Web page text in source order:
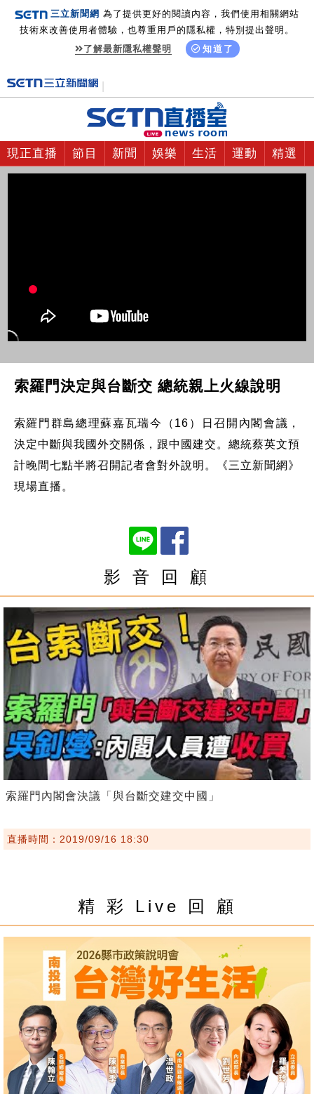
三立新聞網 為了提供更好的閱讀內容，我們使用相關網站
技術來改善使用者體驗，也尊重用戶的隱私權，特別提出聲明。
了解最新隱私權聲明
知道了
現正直播 節目 新聞 娛樂 生活 運動 精選
索羅門決定與台斷交 總統親上火線說明
索羅門群島總理蘇嘉瓦瑞今（16）日召開內閣會議，
決定中斷與我國外交關係，跟中國建交。總統蔡英文預
計晚間七點半將召開記者會對外說明。《三立新聞網》
現場直播。
影 音 回 顧
索羅門內閣會決議「與台斷交建交中國」
直播時間：2019/09/16 18:30
精 彩 Live 回 顧